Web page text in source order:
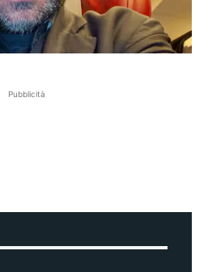
Pubblicità